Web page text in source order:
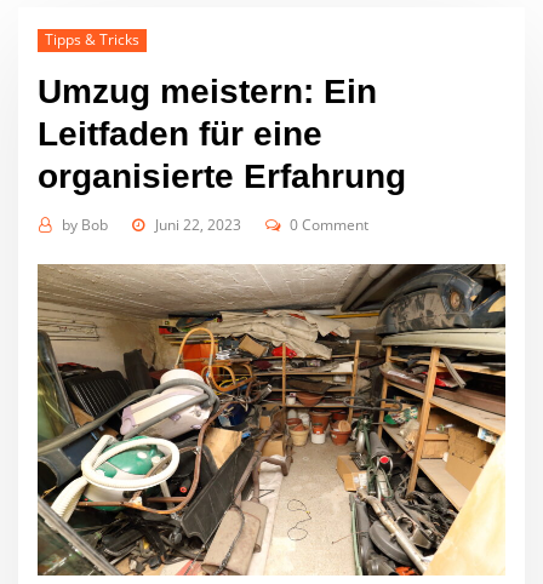
Tipps & Tricks
Umzug meistern: Ein
Leitfaden für eine
organisierte Erfahrung
by Bob Juni 22, 2023 0 Comment